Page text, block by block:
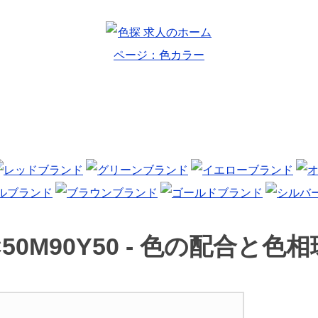
- 色の配合と色相